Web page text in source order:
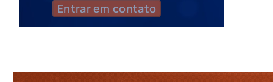
Entrar em contato